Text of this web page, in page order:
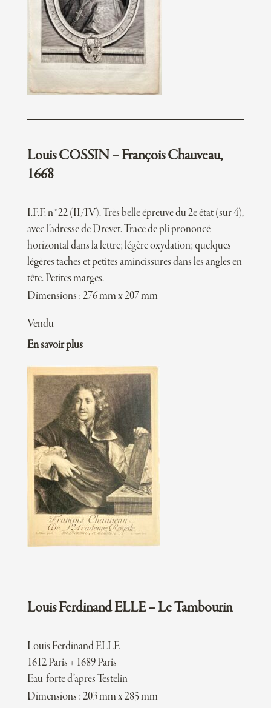
Louis COSSIN – François Chauveau,
1668
I.F.F. n°22 (II/IV). Très belle épreuve du 2e état (sur 4),
avec l’adresse de Drevet. Trace de pli prononcé
horizontal dans la lettre; légère oxydation; quelques
légères taches et petites amincissures dans les angles en
tête. Petites marges.
Dimensions : 276 mm x 207 mm
Vendu
En savoir plus
Louis Ferdinand ELLE – Le Tambourin
Louis Ferdinand ELLE
1612 Paris + 1689 Paris
Eau-forte d’après Testelin
Dimensions : 203 mm x 285 mm